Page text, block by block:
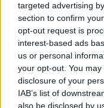
targeted advertising
section to confirm
opt-out request is
interest-based ads
us or personal
your opt-out. You
disclosure of your
IAB’s list of
also be disclosed by
prezzemolo –
alloro – sale –
VINI
COLLINE
COLLI
TERRE DI